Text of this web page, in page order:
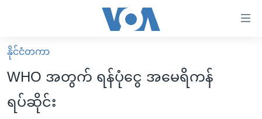
လွယ်ကူ
စေ
သည့်
Link
မူလစာမျက်နှာ
မြန်မာ
ကမ္ဘာ့သတင်းများ
နိုင်ငံတကာ
WHO အတွက် ရန်ပုံငွေ အမေရိကန်
ရပ်ဆိုင်း